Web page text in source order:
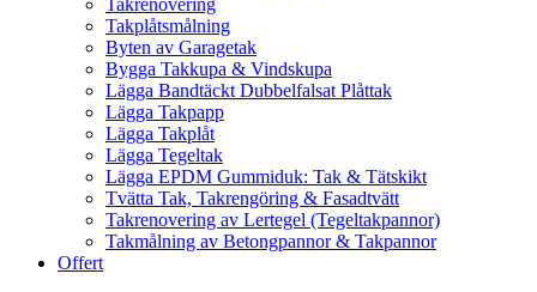
Takrenovering
Takplåtsmålning
Byten av Garagetak
Bygga Takkupa & Vindskupa
Lägga Bandtäckt Dubbelfalsat Plåttak
Lägga Takpapp
Lägga Takplåt
Lägga Tegeltak
Lägga EPDM Gummiduk: Tak & Tätskikt
Tvätta Tak, Takrengöring & Fasadtvätt
Takrenovering av Lertegel (Tegeltakpannor)
Takmålning av Betongpannor & Takpannor
Offert